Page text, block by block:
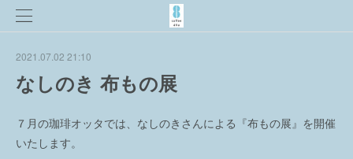
2021.07.02 21:10
なしのき 布もの展
７月の珈琲オッタでは、なしのきさんによる『布もの展』を開催
いたします。